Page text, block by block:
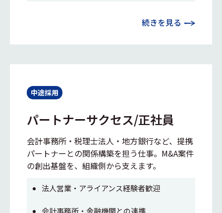
続きを見る
中途採用
パートナーサクセス/正社員
会計事務所・税理士法人・地方銀行など、提携
パートナーとの関係構築を担う仕事。M&A案件
の創出基盤を、組織側から支えます。
法人営業・アライアンス経験者歓迎
会計事務所・金融機関との連携